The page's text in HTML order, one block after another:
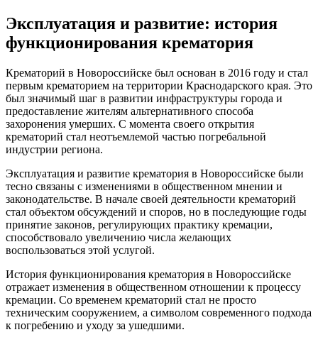
Эксплуатация и развитие: история
функционирования крематория
Крематорий в Новороссийске был основан в 2016 году и стал
первым крематорием на территории Краснодарского края. Это
был значимый шаг в развитии инфраструктуры города и
предоставление жителям альтернативного способа
захоронения умерших. С момента своего открытия
крематорий стал неотъемлемой частью погребальной
индустрии региона.
Эксплуатация и развитие крематория в Новороссийске были
тесно связаны с изменениями в общественном мнении и
законодательстве. В начале своей деятельности крематорий
стал объектом обсуждений и споров, но в последующие годы
принятие законов, регулирующих практику кремации,
способствовало увеличению числа желающих
воспользоваться этой услугой.
История функционирования крематория в Новороссийске
отражает изменения в общественном отношении к процессу
кремации. Со временем крематорий стал не просто
техническим сооружением, а символом современного подхода
к погребению и уходу за ушедшими.